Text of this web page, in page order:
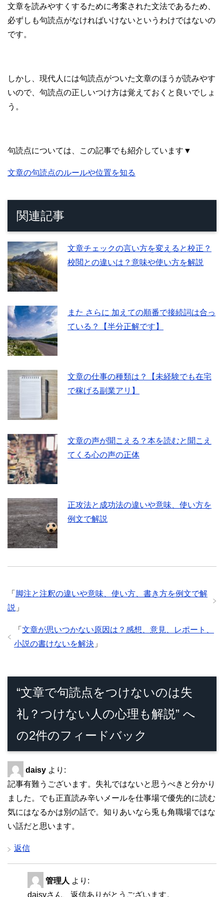
文章を読みやすくするために考案された文法であるため、
必ずしも句読点がなければいけないというわけではないの
です。
しかし、現代人には句読点がついた文章のほうが読みやす
いので、句読点の正しいつけ方は覚えておくと良いでしょ
う。
句読点については、この記事でも紹介しています▼
文章の句読点のルールや位置を知る
関連記事
文章チェックの言い方を変えると校正？
校閲との違いは？意味や使い方を解説
また さらに 加えての順番で接続詞は合っ
ている？【半分正解です】
文章の仕事の種類は？【未経験でも在宅
で稼げる副業アリ】
文章の声が聞こえる？本を読むと聞こえ
てくる心の声の正体
正攻法と成功法の違いや意味、使い方を
例文で解説
「 脚注と注釈の違いや意味、使い方、書き方を例文で解
説 」
「 文章が思いつかない原因は？感想、意見、レポート、
小説の書けないを解決 」
“文章で句読点をつけないのは失
礼？つけない人の心理も解説” へ
の2件のフィードバック
daisy より:
記事有難うございます。失礼ではないと思うべきと分かり
ました。でも正直読み辛いメールを仕事場で優先的に読む
気にはなるかは別の話で。知りあいなら兎も角職場ではな
い話だと思います。
返信
管理人 より:
daisyさん、返信ありがとうございます。